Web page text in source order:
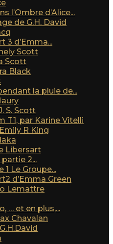
l’Ombre d’Alice...
de G.H. David
3 d’Emma...
Scott
Scott
Black
la pluie de...
S. Scott
T1, par Karine Vitelli
R King
Libersart
2...
Le Groupe...
d’Emma Green
Lemattre
… et en plus,...
Chavalan